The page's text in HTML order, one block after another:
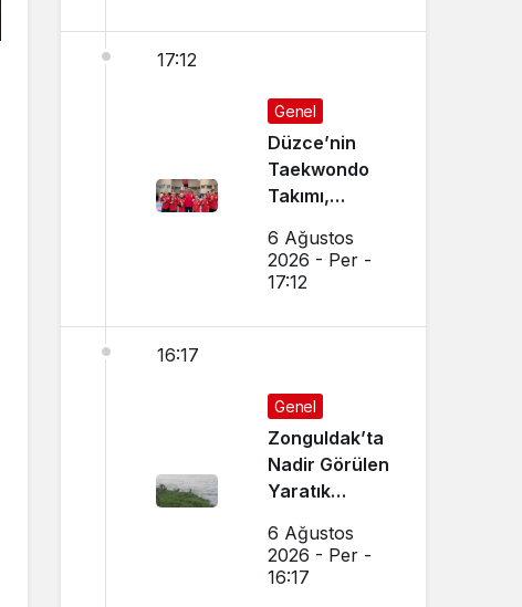
17:12
Genel
Düzce’nin
Taekwondo
Takımı,
Başarı
Sağladı
6 Ağustos
2026 - Per -
17:12
16:17
Genel
Zonguldak’ta
Nadir Görülen
Yaratık
6 Ağustos
2026 - Per -
16:17